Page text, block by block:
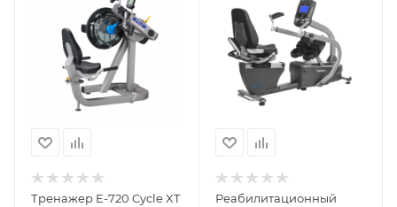
Тренажер E-720 Cycle XT
Реабилитационный